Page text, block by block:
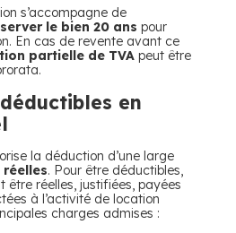
s’accompagne de
le bien 20 ans pour
En cas de revente avant ce
partielle de TVA peut être
en
la déduction d’une large
. Pour être déductibles,
être réelles, justifiées, payées
à l’activité de location
charges admises :